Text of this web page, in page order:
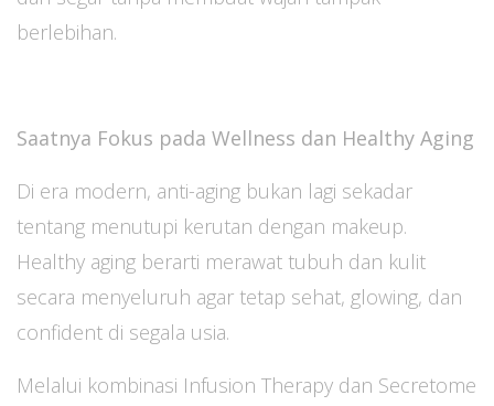
berlebihan.
Saatnya Fokus pada Wellness dan Healthy Aging
Di era modern, anti-aging bukan lagi sekadar
tentang menutupi kerutan dengan makeup.
Healthy aging berarti merawat tubuh dan kulit
secara menyeluruh agar tetap sehat, glowing, dan
confident di segala usia.
Melalui kombinasi Infusion Therapy dan Secretome